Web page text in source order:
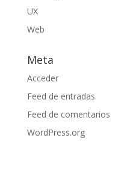
UX
Web
Meta
Acceder
Feed de entradas
Feed de comentarios
WordPress.org